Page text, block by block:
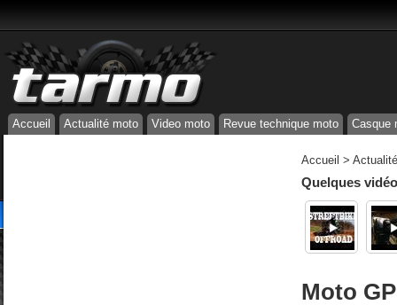
Accueil Actualité moto Video moto Revue technique moto Casque
Accueil >
Quelques
Moto